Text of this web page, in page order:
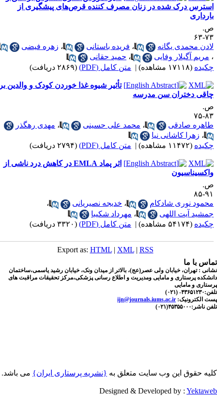
درک شده در زنان مصرف کننده قرص‌های پیشگیری از
۶۳
محمدی یگانه
،فریده باستانی ،زهره فیضی
مریم آگیلار وفایی ،حمید حقانی
(۱۷۱۱۸ مشاهده) | متن کامل (PDF) (۲۸۶۹ دریافت)
تأثیر شیوه غذا خوردن کودک و والدین بر
دختران سن مدرسه
۷۵
صادقی
،محمد علی حسینی ،مهدی رهگذر
،زهرا کاشانی نیا
(۱۱۴۷۲ مشاهده) | متن کامل (PDF) (۲۷۹۴ دریافت)
اثر پماد EMLA در کاهش درد ناشی از
۸۵
نوری شادکام
،خدیجه نصیریانی
،
آیت اللهی
،مهرداد شکیبا
(۵۴۱۷۴ مشاهده) | متن کامل (PDF) (۳۳۲۰ دریافت)
Export as:HTML |XML|RSS
با ما
: تهران، خیابان ولی عصر(عج)، بالاتر از میدان ونک، خیابان رشید یاسمی،ساختمان
پرستاری و مامایی ومدیریت و اطلاع رسانی پزشکی،مرکز تحقیقات مراقبت های
و مامایی
(۰۲۱)
الکترونیک:ijn@journals.iums.ac.ir
حقوق این وب سایت متعلق به{نشریه پرستاری ایران}می باشد.
Designed & Developed by :